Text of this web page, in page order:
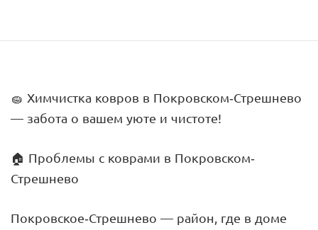
🧽 Химчистка ковров в Покровском-Стрешнево
— забота о вашем уюте и чистоте!
🏠 Проблемы с коврами в Покровском-
Стрешнево
Покровское-Стрешнево — район, где в доме